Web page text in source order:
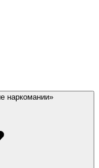
наркомании»